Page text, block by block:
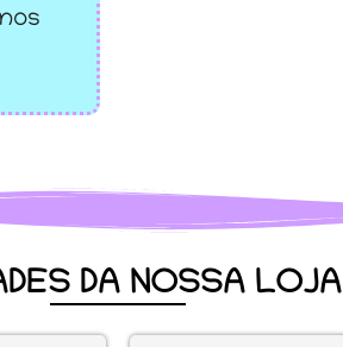
DA NOSSA LOJA